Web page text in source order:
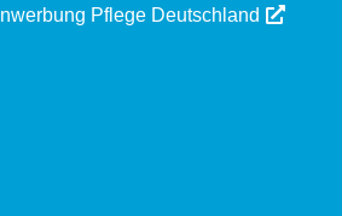
Pflege Deutschland